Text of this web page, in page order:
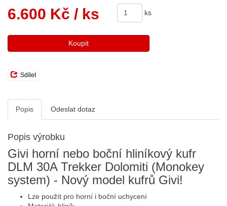
6.600 Kč / ks ks
Koupit
Sdílet
Popis Odeslat dotaz
Popis výrobku
Givi horní nebo boční hliníkový kufr
DLM 30A Trekker Dolomiti (Monokey
system) - Nový model kufrů Givi!
Lze použít pro horní i boční uchycení